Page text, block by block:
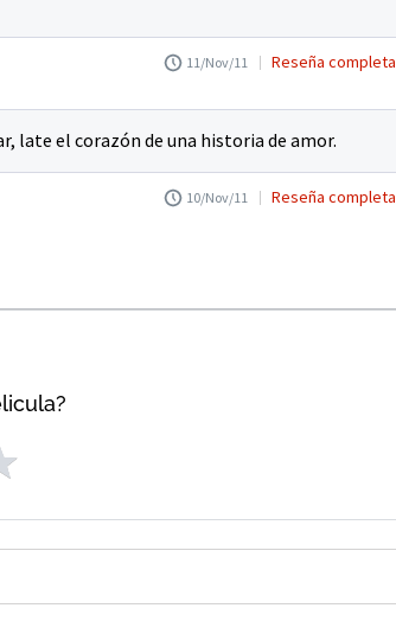
11/Nov/11 Reseña completa
late el corazón de una historia de amor.
10/Nov/11 Reseña completa